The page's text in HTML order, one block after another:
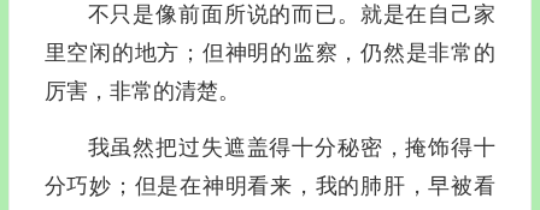
不只是像前面所说的而已。就是在自己家
里空闲的地方；但神明的监察，仍然是非常的
厉害，非常的清楚。
我虽然把过失遮盖得十分秘密，掩饰得十
分巧妙；但是在神明看来，我的肺肝，早被看